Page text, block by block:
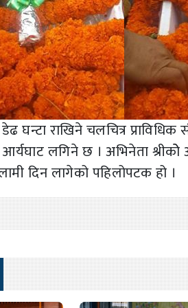
डेढ घन्टा राखिने चलचित्र
लगिने छ । अभिनेता श्रीकोे
दिन लागेको पहिलोपटक हो ।